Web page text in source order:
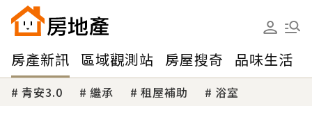
房產新訊 區域觀測站 房屋搜奇 品味生活
青安3.0 繼承 租屋補助 浴室